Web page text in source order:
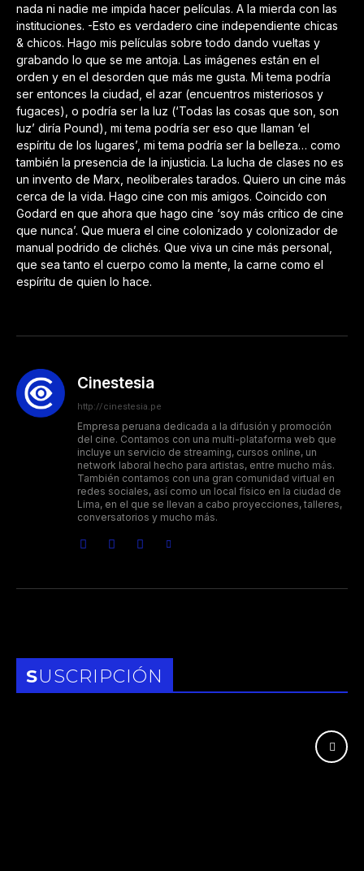
nada ni nadie me impida hacer películas. A la mierda con las
instituciones. -Esto es verdadero cine independiente chicas
& chicos. Hago mis películas sobre todo dando vueltas y
grabando lo que se me antoja. Las imágenes están en el
orden y en el desorden que más me gusta. Mi tema podría
ser entonces la ciudad, el azar (encuentros misteriosos y
fugaces), o podría ser la luz (‘Todas las cosas que son, son
luz’ diría Pound), mi tema podría ser eso que llaman ‘el
espíritu de los lugares’, mi tema podría ser la belleza… como
también la presencia de la injusticia. La lucha de clases no es
un invento de Marx, neoliberales tarados. Quiero un cine más
cerca de la vida. Hago cine con mis amigos. Coincido con
Godard en que ahora que hago cine ‘soy más crítico de cine
que nunca’. Que muera el cine colonizado y colonizador de
manual podrido de clichés. Que viva un cine más personal,
que sea tanto el cuerpo como la mente, la carne como el
espíritu de quien lo hace.
Cinestesia
http://cinestesia.pe
Empresa peruana dedicada a la difusión y promoción
del cine. Contamos con una multi-plataforma web que
incluye un servicio de streaming, cursos online, un
network laboral hecho para artistas, entre mucho más.
También contamos con una gran comunidad virtual en
redes sociales, así como un local físico en la ciudad de
Lima, en el que se llevan a cabo proyecciones, talleres,
conversatorios y mucho más.
SUSCRIPCIÓN